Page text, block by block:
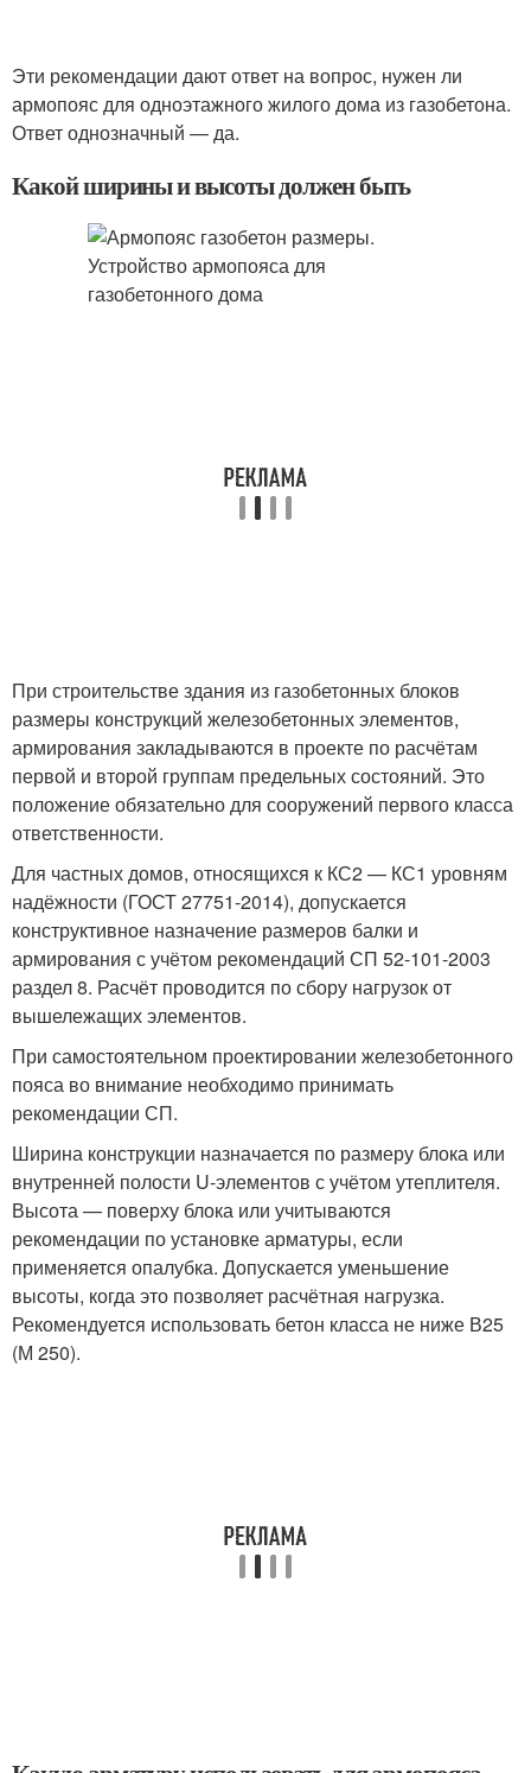
Эти рекомендации дают ответ на вопрос, нужен ли
армопояс для одноэтажного жилого дома из газобетона.
Ответ однозначный — да.
Какой ширины и высоты должен быть
При строительстве здания из газобетонных блоков
размеры конструкций железобетонных элементов,
армирования закладываются в проекте по расчётам
первой и второй группам предельных состояний. Это
положение обязательно для сооружений первого класса
ответственности.
Для частных домов, относящихся к КС2 — КС1 уровням
надёжности (ГОСТ 27751-2014), допускается
конструктивное назначение размеров балки и
армирования с учётом рекомендаций СП 52-101-2003
раздел 8. Расчёт проводится по сбору нагрузок от
вышележащих элементов.
При самостоятельном проектировании железобетонного
пояса во внимание необходимо принимать
рекомендации СП.
Ширина конструкции назначается по размеру блока или
внутренней полости U-элементов с учётом утеплителя.
Высота — поверху блока или учитываются
рекомендации по установке арматуры, если
применяется опалубка. Допускается уменьшение
высоты, когда это позволяет расчётная нагрузка.
Рекомендуется использовать бетон класса не ниже В25
(М 250).